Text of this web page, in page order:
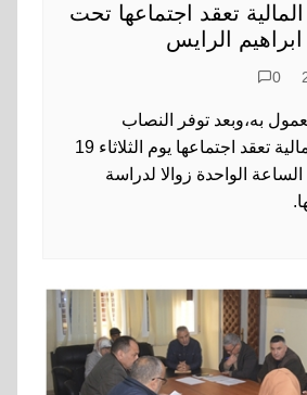
تعقد اجتماعها تحت
الرايس
0
به،وبعد توفر النصاب
القانوني ،لجنة المالية تعقد اجتماعها يوم الثلاثاء 19
2022 على الساعة الواحدة زوالا لدراسة